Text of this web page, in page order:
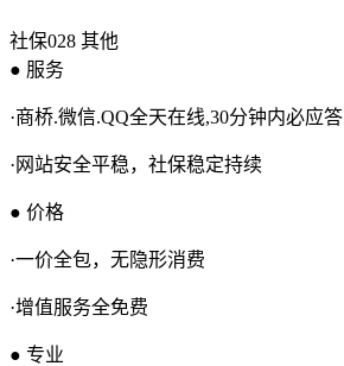
社保028 其他
● 服务
·商桥.微信.QQ全天在线,30分钟内必应答
·网站安全平稳，社保稳定持续
● 价格
·一价全包，无隐形消费
·增值服务全免费
● 专业